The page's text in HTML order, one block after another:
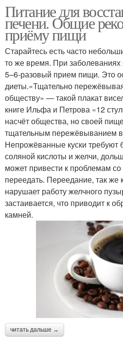
Питание для
печени. Общие
приёму пищи
Старайтесь есть часто
то же время. При заболеваниях
5–6-разовый прием пищи. Это
диеты.«Тщательно
обществу» — такой плакат
книге Ильфа и Петрова «12
насчёт общества, но своей
тщательным пережёвыванием
Непрожёванные куски
соляной кислоты и желчи,
может привести к проблемам
переедать. Переедание, так же
нарушает работу желчного
застаивается, что приводит к
камней.
читать дальше →